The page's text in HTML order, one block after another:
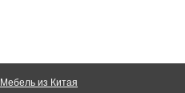
Мебель из Китая